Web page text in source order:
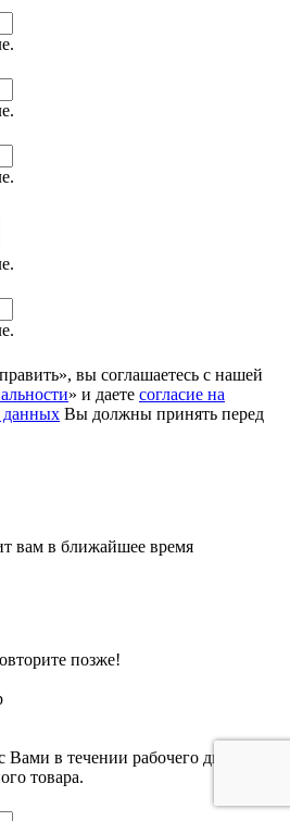
вы соглашаетесь с нашей
» и даете согласие на
данных Вы должны принять перед
вам в ближайшее время
позже!
в течении рабочего дня и
товара.